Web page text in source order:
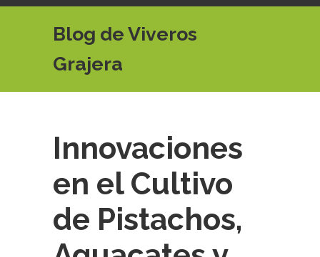
Blog de Viveros
Grajera
Innovaciones
en el Cultivo
de Pistachos,